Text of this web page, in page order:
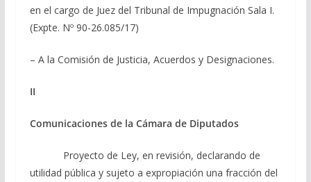
en el cargo de Juez del Tribunal de Impugnación Sala I.
(Expte. Nº 90-26.085/17)
– A la Comisión de Justicia, Acuerdos y Designaciones.
II
Comunicaciones de la Cámara de Diputados
Proyecto de Ley, en revisión, declarando de
utilidad pública y sujeto a expropiación una fracción del